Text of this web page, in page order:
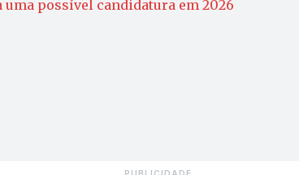
uma possível candidatura em 2026